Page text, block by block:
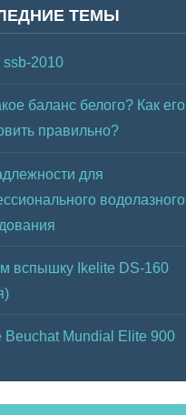
ТЕМЫ
ssb-2010
баланс белого? Как его
правильно?
для
водолазного
вспышку Ikelite DS-160
Beuchat Mundial Elite 900